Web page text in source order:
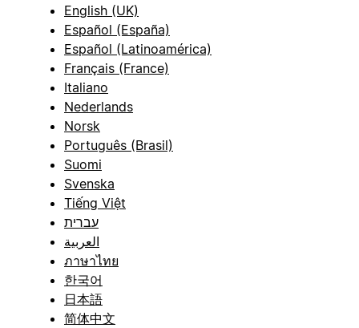
English (UK)
Español (España)
Español (Latinoamérica)
Français (France)
Italiano
Nederlands
Norsk
Português (Brasil)
Suomi
Svenska
Tiếng Việt
עברית
العربية
ภาษาไทย
한국어
日本語
简体中文